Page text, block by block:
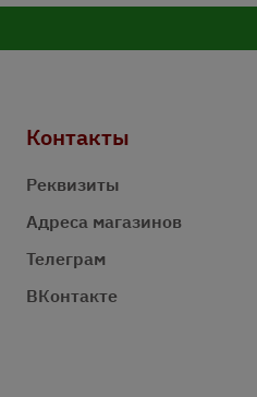
Контакты
Реквизиты
Адреса магазинов
Телеграм
ВКонтакте